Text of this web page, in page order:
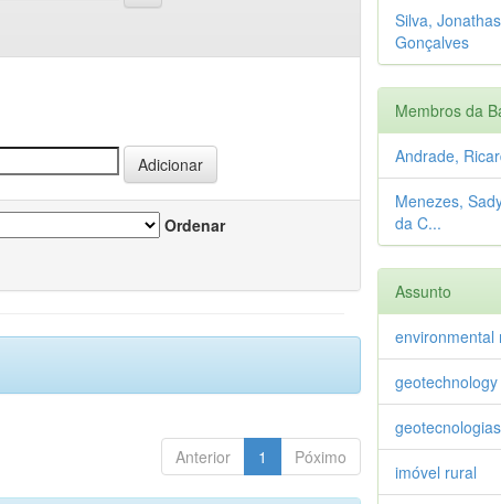
Ordenar
Anterior 1 Póximo
Silva,
Gonçalves
Membros da
Andrade,
Menezes,
da C...
Assunto
environmental
geotechnology
geotecnologias
imóvel rural